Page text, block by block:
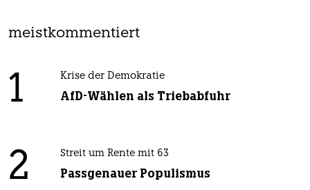
meistkommentiert
1 Krise der Demokratie
AfD-Wählen als Triebabfuhr
2 Streit um Rente mit 63
Passgenauer Populismus